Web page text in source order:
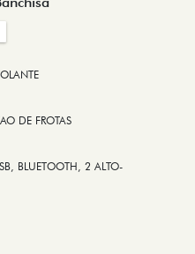
DE FROTAS
BLUETOOTH, 2 ALTO-